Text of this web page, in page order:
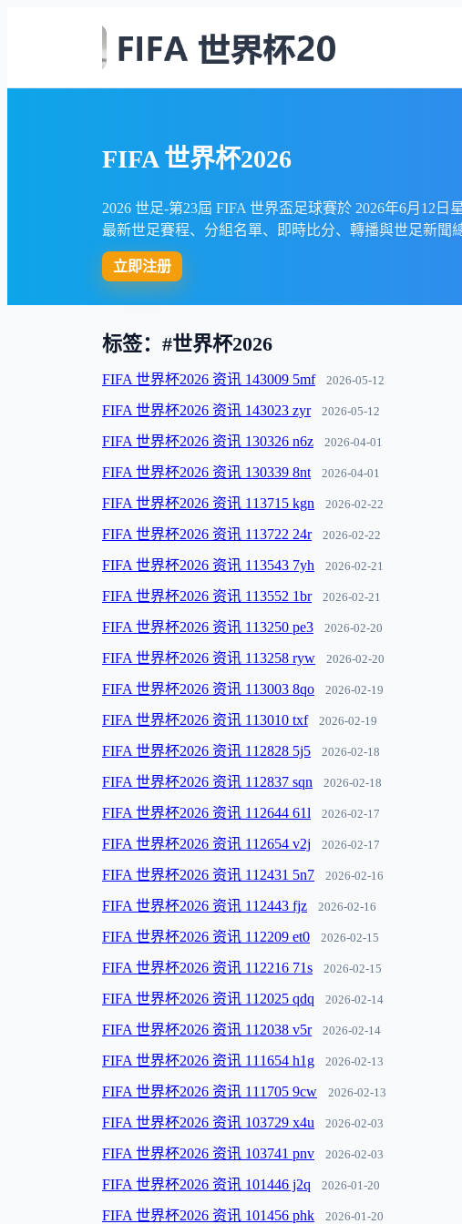
FIFA 世界杯2026
2026 世足-第23屆 FIFA 世界盃足球賽於 2026年6月12
最新世足賽程、分組名單、即時比分、轉播與世足新聞
立即注册
标签：#世界杯2026
FIFA 世界杯2026 资讯 143009 5mf 2026-05-12
FIFA 世界杯2026 资讯 143023 zyr 2026-05-12
FIFA 世界杯2026 资讯 130326 n6z 2026-04-01
FIFA 世界杯2026 资讯 130339 8nt 2026-04-01
FIFA 世界杯2026 资讯 113715 kgn 2026-02-22
FIFA 世界杯2026 资讯 113722 24r 2026-02-22
FIFA 世界杯2026 资讯 113543 7yh 2026-02-21
FIFA 世界杯2026 资讯 113552 1br 2026-02-21
FIFA 世界杯2026 资讯 113250 pe3 2026-02-20
FIFA 世界杯2026 资讯 113258 ryw 2026-02-20
FIFA 世界杯2026 资讯 113003 8qo 2026-02-19
FIFA 世界杯2026 资讯 113010 txf 2026-02-19
FIFA 世界杯2026 资讯 112828 5j5 2026-02-18
FIFA 世界杯2026 资讯 112837 sqn 2026-02-18
FIFA 世界杯2026 资讯 112644 61l 2026-02-17
FIFA 世界杯2026 资讯 112654 v2j 2026-02-17
FIFA 世界杯2026 资讯 112431 5n7 2026-02-16
FIFA 世界杯2026 资讯 112443 fjz 2026-02-16
FIFA 世界杯2026 资讯 112209 et0 2026-02-15
FIFA 世界杯2026 资讯 112216 71s 2026-02-15
FIFA 世界杯2026 资讯 112025 qdq 2026-02-14
FIFA 世界杯2026 资讯 112038 v5r 2026-02-14
FIFA 世界杯2026 资讯 111654 h1g 2026-02-13
FIFA 世界杯2026 资讯 111705 9cw 2026-02-13
FIFA 世界杯2026 资讯 103729 x4u 2026-02-03
FIFA 世界杯2026 资讯 103741 pnv 2026-02-03
FIFA 世界杯2026 资讯 101446 j2q 2026-01-20
FIFA 世界杯2026 资讯 101456 phk 2026-01-20